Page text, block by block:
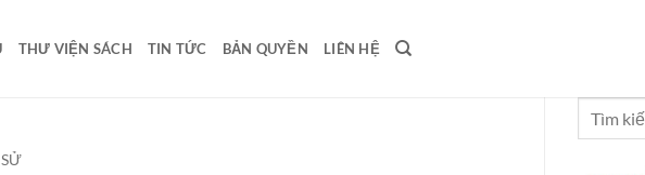
THƯ VIỆN SÁCH TIN TỨC BẢN QUYỀN LIÊN HỆ